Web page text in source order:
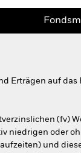
Erträgen auf
(fv)
niedrigen oder
und